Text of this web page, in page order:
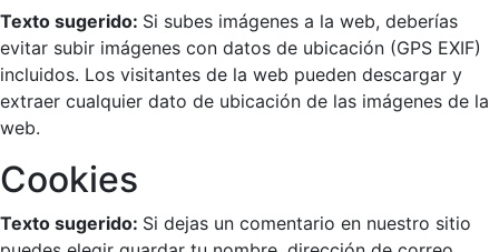
Texto sugerido: Si subes imágenes a la web, deberías
evitar subir imágenes con datos de ubicación (GPS EXIF)
incluidos. Los visitantes de la web pueden descargar y
extraer cualquier dato de ubicación de las imágenes de la
web.
Cookies
Texto sugerido: Si dejas un comentario en nuestro sitio